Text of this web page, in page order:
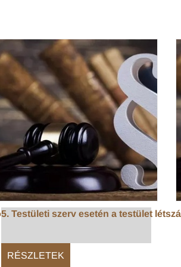
...
5. Testületi szerv esetén a testület
RÉSZLETEK